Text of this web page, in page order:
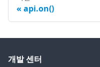
api.on()
개발 센터